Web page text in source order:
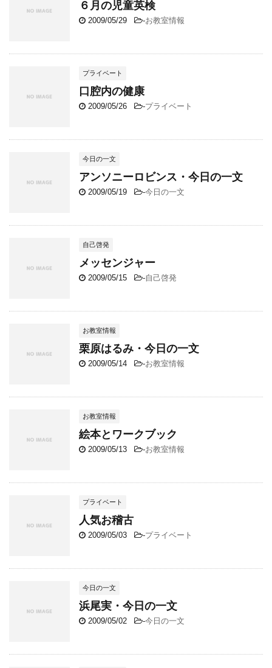
６月の児童英検
2009/05/29 -お教室情報
プライベート
口腔内の健康
2009/05/26 -プライベート
今日の一文
アンソニーロビンス・今日の一文
2009/05/19 -今日の一文
自己啓発
メッセンジャー
2009/05/15 -自己啓発
お教室情報
栗原はるみ・今日の一文
2009/05/14 -お教室情報
お教室情報
絵本とワークブック
2009/05/13 -お教室情報
プライベート
人気お稽古
2009/05/03 -プライベート
今日の一文
浜尾実・今日の一文
2009/05/02 -今日の一文